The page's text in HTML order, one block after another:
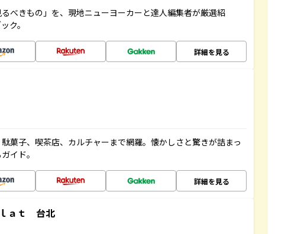
るべきもの」を、現地ニューヨーカーと達人編集者が厳選紹
ク。
詳細を見る
菓子、喫茶店、カルチャーまで網羅。懐かしさと驚きが詰まっ
イド。
詳細を見る
ａｔ 台北